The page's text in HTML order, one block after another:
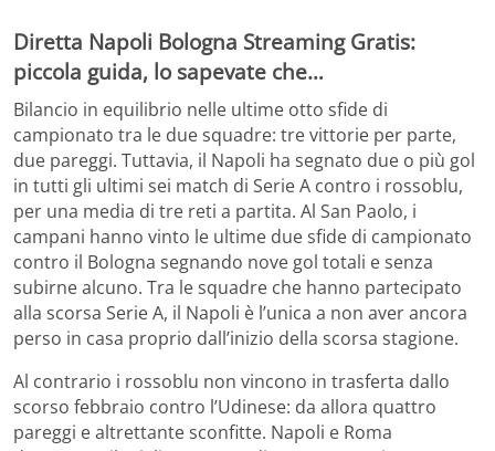
Diretta Napoli Bologna Streaming Gratis:
piccola guida, lo sapevate che…
Bilancio in equilibrio nelle ultime otto sfide di
campionato tra le due squadre: tre vittorie per parte,
due pareggi. Tuttavia, il Napoli ha segnato due o più gol
in tutti gli ultimi sei match di Serie A contro i rossoblu,
per una media di tre reti a partita. Al San Paolo, i
campani hanno vinto le ultime due sfide di campionato
contro il Bologna segnando nove gol totali e senza
subirne alcuno. Tra le squadre che hanno partecipato
alla scorsa Serie A, il Napoli è l’unica a non aver ancora
perso in casa proprio dall’inizio della scorsa stagione.
Al contrario i rossoblu non vincono in trasferta dallo
scorso febbraio contro l’Udinese: da allora quattro
pareggi e altrettante sconfitte. Napoli e Roma